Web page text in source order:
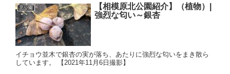
北公園
【相模原北公園紹介】（植物）|
強烈な匂い～銀杏
イチョウ並木で銀杏の実が落ち、あたりに強烈な匂いをまき散ら
しています。 【2021年11月6日撮影】